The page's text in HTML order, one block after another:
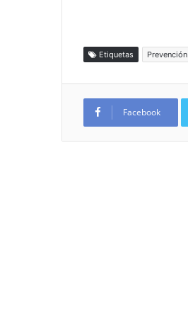
Etiquetas Prevención
Facebook